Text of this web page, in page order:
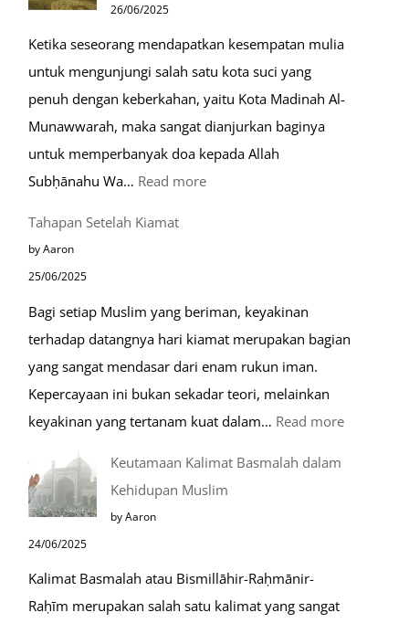
di
Eropa
26/06/2025
Ketika seseorang mendapatkan kesempatan mulia
untuk mengunjungi salah satu kota suci yang
penuh dengan keberkahan, yaitu Kota Madinah Al-
Munawwarah, maka sangat dianjurkan baginya
untuk memperbanyak doa kepada Allah
Subḥānahu Wa… Read more:
Tahapan Setelah Kiamat
by Aaron
25/06/2025
Bagi setiap Muslim yang beriman, keyakinan
terhadap datangnya hari kiamat merupakan bagian
yang sangat mendasar dari enam rukun iman.
Kepercayaan ini bukan sekadar teori, melainkan
keyakinan yang tertanam kuat dalam… Read more:
Keutamaan Kalimat Basmalah dalam
Kehidupan Muslim
by Aaron
24/06/2025
Kalimat Basmalah atau Bismillāhir-Raḥmānir-
Raḥīm merupakan salah satu kalimat yang sangat